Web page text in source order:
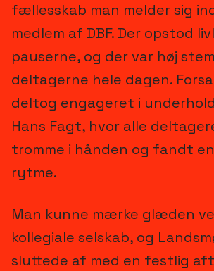
fællesskab man melder sig
medlem af DBF. Der opstod
pauserne, og der var høj
deltagerne hele dagen.
deltog engageret i
Hans Fagt, hvor alle
tromme i hånden og fandt
rytme.
Man kunne mærke glæden
kollegiale selskab, og
sluttede af med en festlig